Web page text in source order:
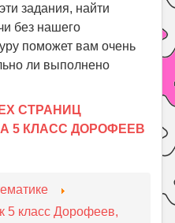
задания, найти
без нашего
поможет вам очень
ли выполнено
СТРАНИЦ
5 КЛАСС ДОРОФЕЕВ
5 класс Дорофеев,